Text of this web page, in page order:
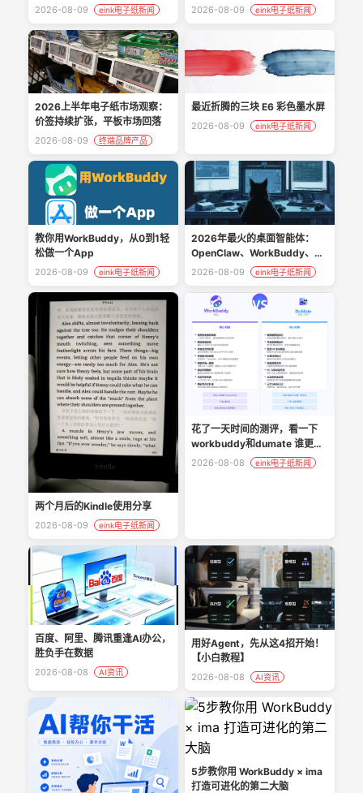
2026-08-09 eink电子纸新闻 2026-08-09 eink电子纸新闻
2026上半年电子纸市场观察：
价签持续扩张，平板市场回落
2026-08-09 终端品牌产品
最近折腾的三块 E6 彩色墨水屏
2026-08-09 eink电子纸新闻
教你用WorkBuddy，从0到1轻
松做一个App
2026-08-09 eink电子纸新闻
2026年最火的桌面智能体：
OpenClaw、WorkBuddy、
Hermes看完知道该装哪个
2026-08-09 eink电子纸新闻
两个月后的Kindle使用分享
2026-08-09 eink电子纸新闻
花了一天时间的测评，看一下
workbuddy和dumate 谁更能
打？
2026-08-08 eink电子纸新闻
百度、阿里、腾讯重逢AI办公，
胜负手在数据
2026-08-08 AI资讯
用好Agent，先从这4招开始！
【小白教程】
2026-08-08 AI资讯
5步教你用 WorkBuddy × ima
打造可进化的第二大脑